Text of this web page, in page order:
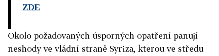
ZDE
Okolo požadovaných úsporných opatření panují
neshody ve vládní straně Syriza, kterou ve středu